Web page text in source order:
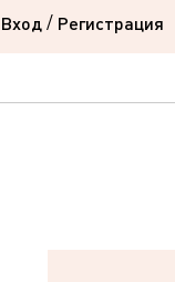
Вход / Регистрация